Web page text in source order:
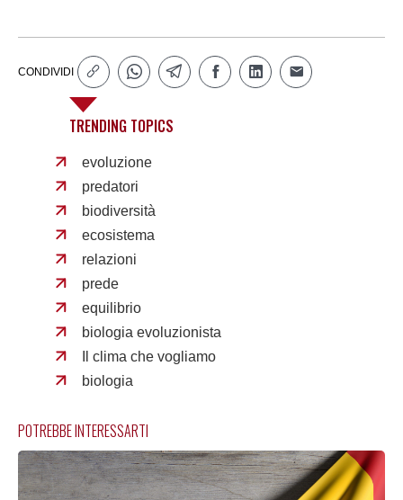
CONDIVIDI
TRENDING TOPICS
evoluzione
predatori
biodiversità
ecosistema
relazioni
prede
equilibrio
biologia evoluzionista
Il clima che vogliamo
biologia
POTREBBE INTERESSARTI